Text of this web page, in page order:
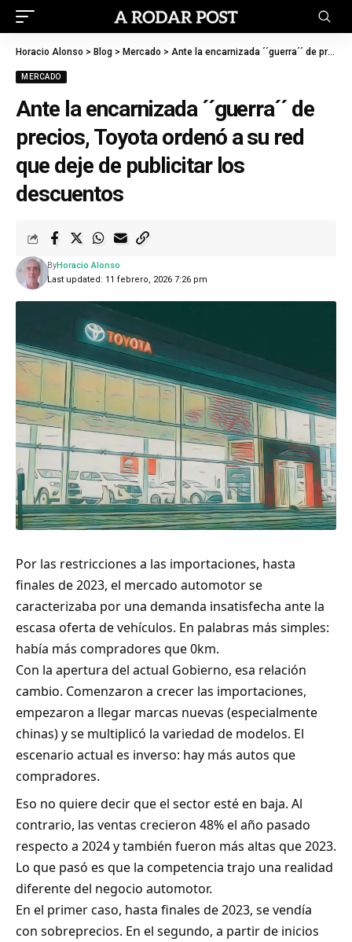
Horacio Alonso > Blog > Mercado > Ante la encarnizada ´´guerra´´ de precios, Toyota ordenó a su red que deje de publicitar los descuentos
MERCADO
Ante la encarnizada ´´guerra´´ de
precios, Toyota ordenó a su red
que deje de publicitar los
descuentos
Last updated: 11 febrero, 2026 7:26 pm
ByHoracio Alonso
Por las restricciones a las importaciones, hasta
finales de 2023, el mercado automotor se
caracterizaba por una demanda insatisfecha ante la
escasa oferta de vehículos. En palabras más simples:
había más compradores que 0km.
Con la apertura del actual Gobierno, esa relación
cambio. Comenzaron a crecer las importaciones,
empezaron a llegar marcas nuevas (especialmente
chinas) y se multiplicó la variedad de modelos. El
escenario actual es inverso: hay más autos que
compradores.
Eso no quiere decir que el sector esté en baja. Al
contrario, las ventas crecieron 48% el año pasado
respecto a 2024 y también fueron más altas que 2023.
Lo que pasó es que la competencia trajo una realidad
diferente del negocio automotor.
En el primer caso, hasta finales de 2023, se vendía
con sobreprecios. En el segundo, a partir de inicios